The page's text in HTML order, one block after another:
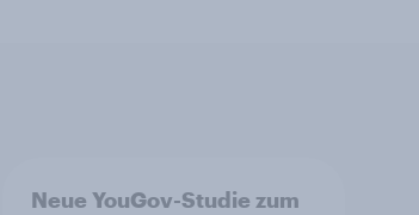
Neue YouGov-Studie zum